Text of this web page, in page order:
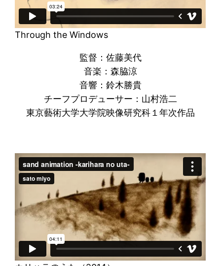
Through the Windows
監督：佐藤美代
音楽：森脇涼
音響：鈴木勝貴
チーフプロデューサー：山村浩二
東京藝術大学大学院映像研究科１年次作品